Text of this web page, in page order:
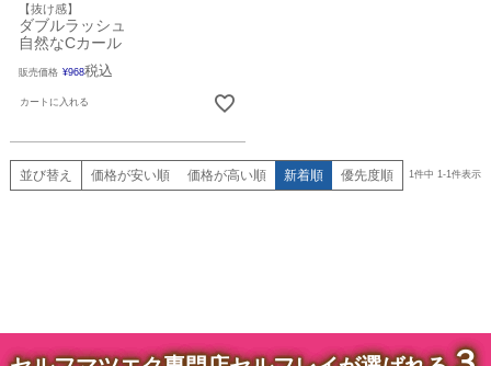
【抜け感】
ダブルラッシュ
自然なCカール
販売価格 ¥968税込
カートに入れる
並び替え 価格が安い順 価格が高い順 新着順 優先度順 1件中 1-1件表示